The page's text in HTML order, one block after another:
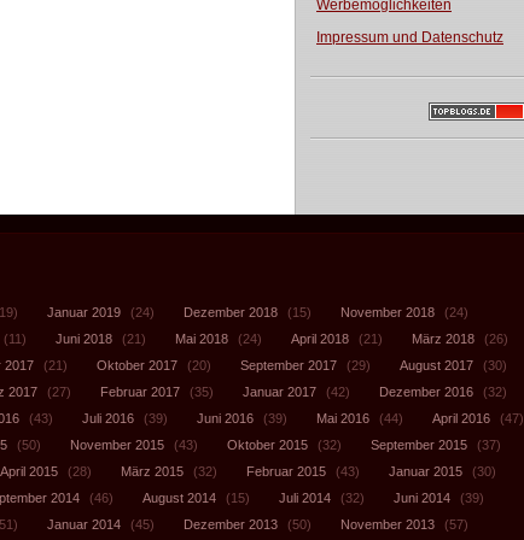
Werbemöglichkeiten
Impressum und Datenschutz
Januar 2019 (24) Dezember 2018 (15) November 2018
(24)
(11) Juni 2018 (21) Mai 2018 (24) April 2018 (21) März 2018
(26)
2017 (21) Oktober 2017 (20) September 2017 (29) August 2017
(30)
2017 (27) Februar 2017 (35) Januar 2017 (42) Dezember 2016
(32)
(43) Juli 2016 (39) Juni 2016 (39) Mai 2016 (44) April 2016
(47)
(50) November 2015 (43) Oktober 2015 (32) September 2015
(37)
April 2015 (28) März 2015 (32) Februar 2015 (43) Januar 2015
(30)
2014 (46) August 2014 (15) Juli 2014 (32) Juni 2014
(39)
Januar 2014 (45) Dezember 2013 (50) November 2013 (57)